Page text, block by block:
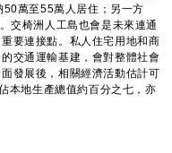
萬至55萬人居住；另一方
交椅洲人工島也會是未來連通
要連接點。私人住宅用地和商
交通運輸基建，會對整體社會
發展後，相關經濟活動估計可
本地生產總值約百分之七，亦